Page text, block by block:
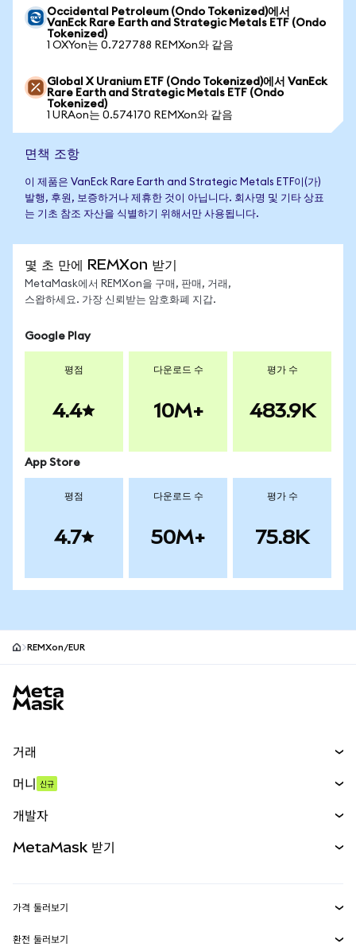
Occidental Petroleum (Ondo Tokenized)에서
VanEck Rare Earth and Strategic Metals ETF (Ondo
Tokenized)
1 OXYon는 0.727788 REMXon와 같음
Global X Uranium ETF (Ondo Tokenized)에서 VanEck
Rare Earth and Strategic Metals ETF (Ondo
Tokenized)
1 URAon는 0.574170 REMXon와 같음
면책 조항
이 제품은 VanEck Rare Earth and Strategic Metals ETF이(가)
발행, 후원, 보증하거나 제휴한 것이 아닙니다. 회사명 및 기타 상표
는 기초 참조 자산을 식별하기 위해서만 사용됩니다.
몇 초 만에 REMXon 받기
MetaMask에서 REMXon을 구매, 판매, 거래,
스왑하세요. 가장 신뢰받는 암호화폐 지갑.
Google Play
평점
4.4
다운로드 수
10M+
평가 수
483.9K
App Store
평점
4.7
다운로드 수
50M+
평가 수
75.8K
REMXon/EUR
거래
무기한 선물
실물자산
머니 신규
개발자
MetaMask Connect
MetaMask 받기
가격 둘러보기
이더리움 가격
환전 둘러보기